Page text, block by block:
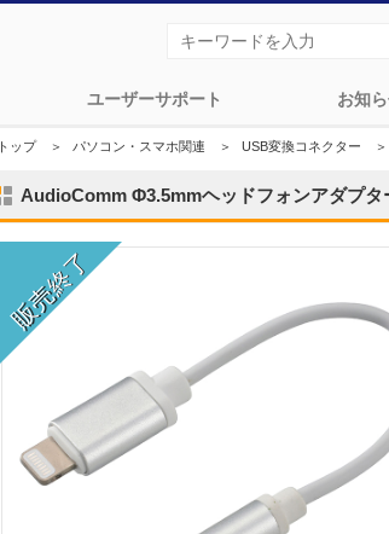
ユーザーサポート お知
トップ＞ パソコン・スマホ関連 ＞ USB変換コネクター ＞
AudioComm Φ3.5mmヘッドフォンアダプ